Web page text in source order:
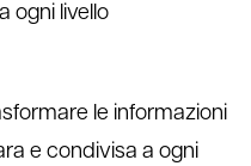
ogni livello
le informazioni
e condivisa a ogni